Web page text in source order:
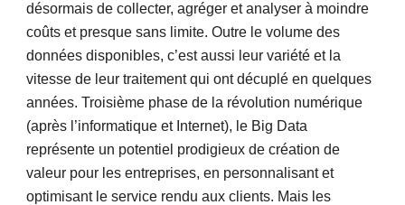
désormais de collecter, agréger et analyser à moindre
coûts et presque sans limite. Outre le volume des
données disponibles, c’est aussi leur variété et la
vitesse de leur traitement qui ont décuplé en quelques
années. Troisième phase de la révolution numérique
(après l’informatique et Internet), le Big Data
représente un potentiel prodigieux de création de
valeur pour les entreprises, en personnalisant et
optimisant le service rendu aux clients. Mais les